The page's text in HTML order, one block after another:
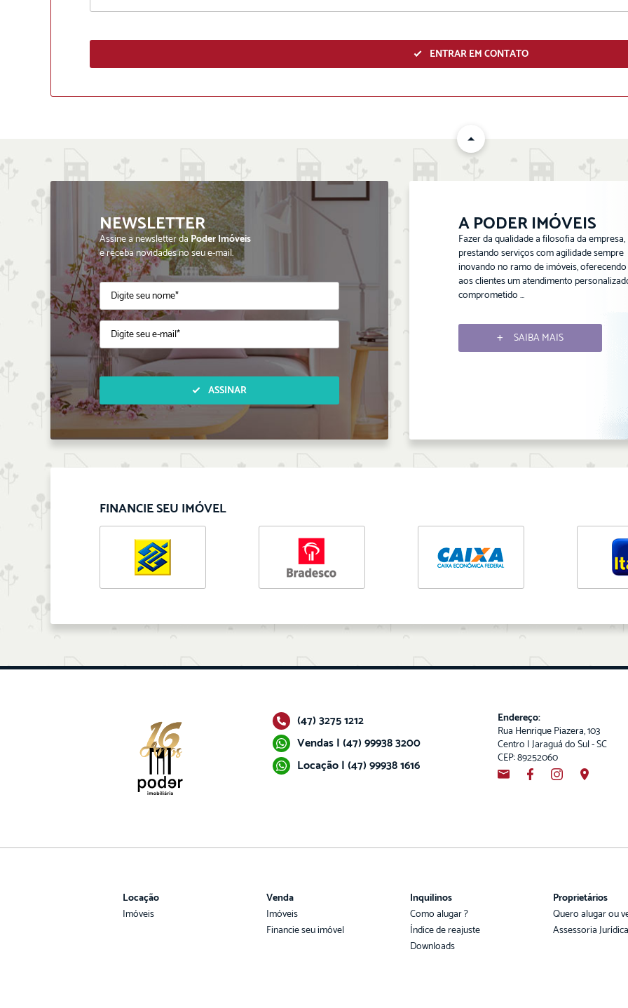
ENTRAR EM CONTATO
ENVIAR
NEWSLETTER
Assine a newsletter daPoder Imóveis
e receba novidades no seu e-mail.
ASSINAR
A PODER IMÓVEIS
Fazer da qualidade a filosofia da empresa,
prestando serviços com agilidade sempre
inovando no ramo de imóveis, oferecendo
aos clientes um atendimento
comprometido ...
SAIBA MAIS
FINANCIE SEU IMÓVEL
(47) 3275 1212
Vendas | (47) 99938 3200
Locação | (47) 99938 1616
Endereço:
Rua Henrique Piazera, 103
Centro | Jaraguá do Sul - SC
CEP: 89252060
Locação
Imóveis
Venda
Imóveis
Financie seu imóvel
Inquilinos
Como alugar ?
Índice de reajuste
Downloads
Proprietários
Quero alugar ou
Assessoria